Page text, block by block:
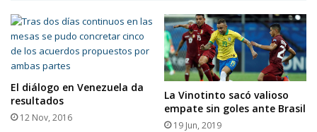
El diálogo en Venezuela da
resultados
12 Nov, 2016
La Vinotinto sacó valioso
empate sin goles ante Brasil
19 Jun, 2019